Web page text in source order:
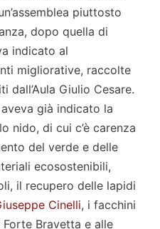
piuttosto
dopo quella di
indicato al
migliorative, raccolte
dall’Aula Giulio Cesare.
già indicato la
nido, di cui c’è carenza
del verde e delle
ecosostenibili,
il recupero delle lapidi
Cinelli, i facchini
Bravetta e alle